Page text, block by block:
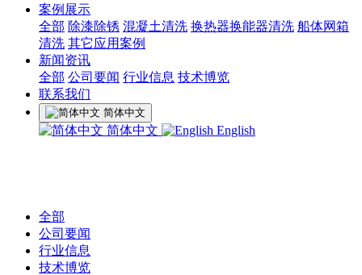
案例展示
全部 除漆除锈 混凝土清洗 换热器换能器清洗 船体网箱
清洗 其它应用案例
新闻资讯
全部 公司要闻 行业信息 技术博览
联系我们
简体中文
简体中文 English
全部
公司要闻
行业信息
技术博览